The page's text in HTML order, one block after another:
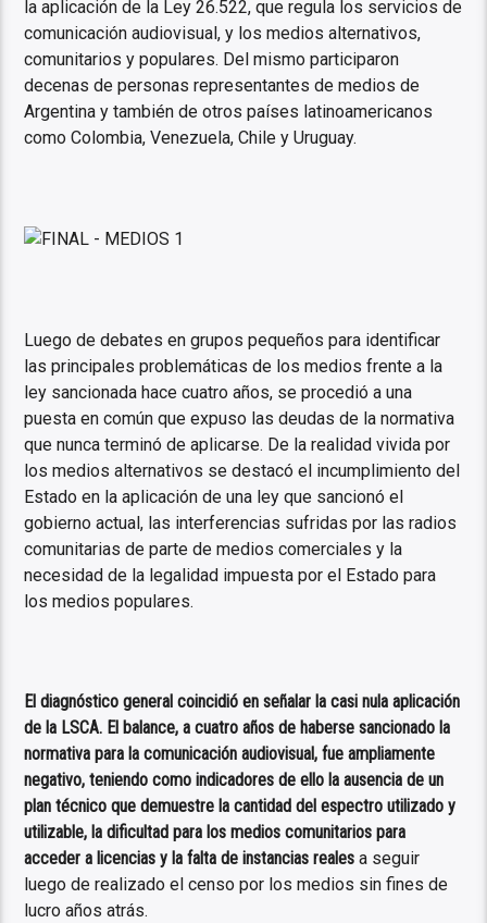
la aplicación de la Ley 26.522, que regula los servicios de
comunicación audiovisual, y los medios alternativos,
comunitarios y populares. Del mismo participaron
decenas de personas representantes de medios de
Argentina y también de otros países latinoamericanos
como Colombia, Venezuela, Chile y Uruguay.
Luego de debates en grupos pequeños para identificar
las principales problemáticas de los medios frente a la
ley sancionada hace cuatro años, se procedió a una
puesta en común que expuso las deudas de la normativa
que nunca terminó de aplicarse. De la realidad vivida por
los medios alternativos se destacó el incumplimiento del
Estado en la aplicación de una ley que sancionó el
gobierno actual, las interferencias sufridas por las radios
comunitarias de parte de medios comerciales y la
necesidad de la legalidad impuesta por el Estado para
los medios populares.
El diagnóstico general coincidió en señalar la casi nula aplicación
de la LSCA. El balance, a cuatro años de haberse sancionado la
normativa para la comunicación audiovisual, fue ampliamente
negativo, teniendo como indicadores de ello la ausencia de un
plan técnico que demuestre la cantidad del espectro utilizado y
utilizable, la dificultad para los medios comunitarios para
acceder a licencias y la falta de instancias realesa seguir
luego de realizado el censo por los medios sin fines de
lucro años atrás.